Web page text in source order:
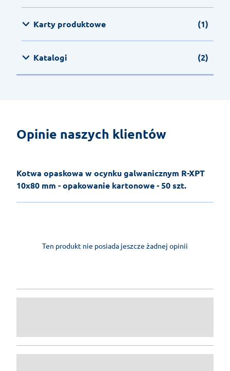
Karty produktowe (1)
Katalogi (2)
Opinie naszych klientów
Kotwa opaskowa w ocynku galwanicznym R-XPT
10x80 mm - opakowanie kartonowe - 50 szt.
Ten produkt nie posiada jeszcze żadnej opinii